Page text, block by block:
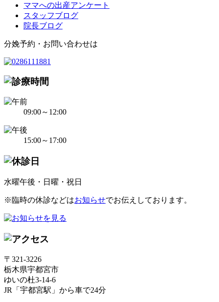
ママへの出産アンケート
スタッフブログ
院長ブログ
分娩予約・お問い合わせは
09:00～12:00
15:00～17:00
水曜午後・日曜・祝日
※臨時の休診などはお知らせでお伝えしております。
〒321-3226
栃木県宇都宮市
ゆいの杜3-14-6
JR「宇都宮駅」から車で24分